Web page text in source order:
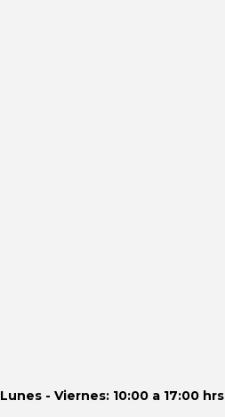
Lunes - Viernes: 10:00 a 17:00 hrs